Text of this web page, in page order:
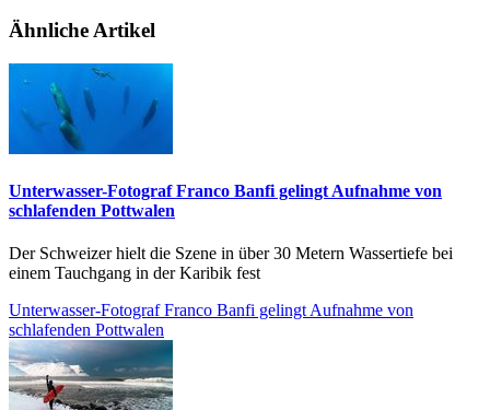
Ähnliche Artikel
Unterwasser-Fotograf Franco Banfi gelingt Aufnahme von
schlafenden Pottwalen
Der Schweizer hielt die Szene in über 30 Metern Wassertiefe bei
einem Tauchgang in der Karibik fest
Unterwasser-Fotograf Franco Banfi gelingt Aufnahme von
schlafenden Pottwalen